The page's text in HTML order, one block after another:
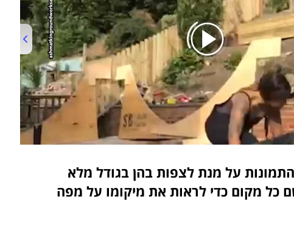
03:19
על מנת לצפות בהן בגודל מלא
כל מקום כדי לראות את מיקומו על מפה